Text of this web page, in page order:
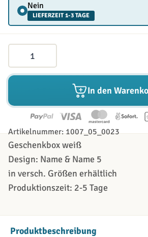
Produktbeschreibung
Nein
LIEFERZEIT 1-3 TAGE
In den
Artikelnummer: 1007_05_0023
Geschenkbox weiß
Design: Name & Name 5
in versch. Größen erhältlich
Produktionszeit: 2-5 Tage